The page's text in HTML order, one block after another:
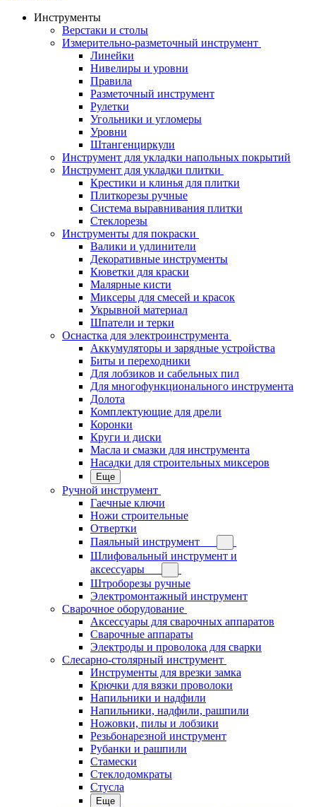
Инструменты
Верстаки и столы
Измерительно-разметочный инструмент
Линейки
Нивелиры и уровни
Правила
Разметочный инструмент
Рулетки
Угольники и угломеры
Уровни
Штангенциркули
Инструмент для укладки напольных покрытий
Инструмент для укладки плитки
Крестики и клинья для плитки
Плиткорезы ручные
Система выравнивания плитки
Стеклорезы
Инструменты для покраски
Валики и удлинители
Декоративные инструменты
Кюветки для краски
Малярные кисти
Миксеры для смесей и красок
Укрывной материал
Шпатели и терки
Оснастка для электроинструмента
Аккумуляторы и зарядные устройства
Биты и переходники
Для лобзиков и сабельных пил
Для многофункционального инструмента
Долота
Комплектующие для дрели
Коронки
Круги и диски
Масла и смазки для инструмента
Насадки для строительных миксеров
Еще
Ручной инструмент
Гаечные ключи
Ножи строительные
Отвертки
Паяльный инструмент
Шлифовальный инструмент и
аксессуары
Штроборезы ручные
Электромонтажный инструмент
Сварочное оборудование
Аксессуары для сварочных аппаратов
Сварочные аппараты
Электроды и проволока для сварки
Слесарно-столярный инструмент
Инструменты для врезки замка
Крючки для вязки проволоки
Напильники и надфили
Напильники, надфили, рашпили
Ножовки, пилы и лобзики
Резьбонарезной инструмент
Рубанки и рашпили
Стамески
Стеклодомкраты
Стусла
Еще